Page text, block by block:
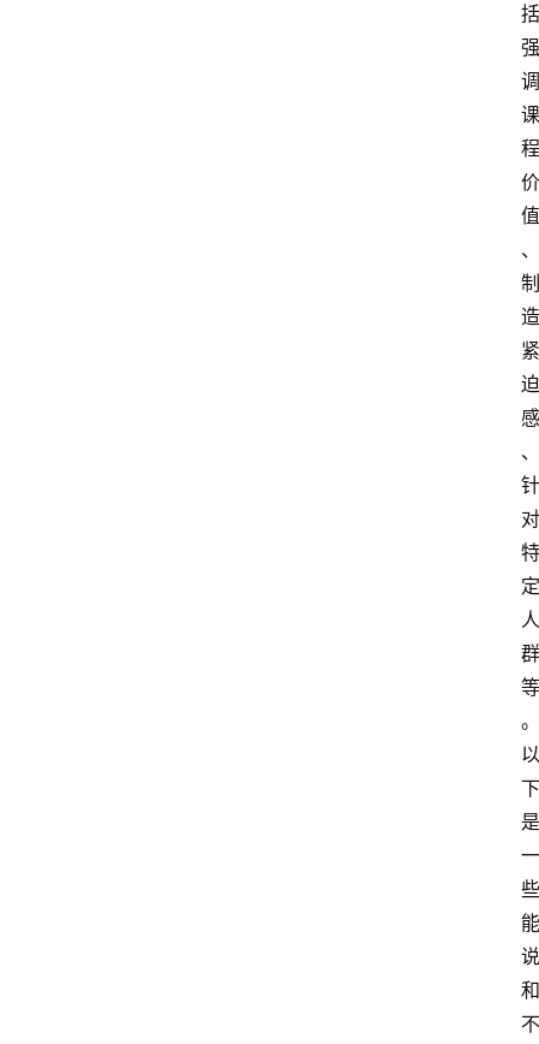
括
强
调
课
程
价
值
、
制
造
紧
迫
感
、
针
对
特
定
人
群
等
。
以
下
是
一
些
能
说
和
不